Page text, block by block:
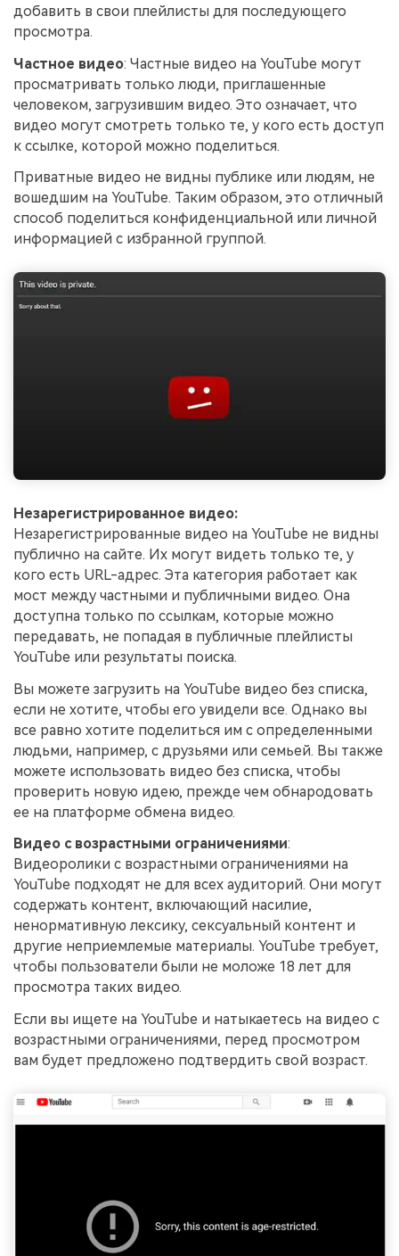
добавить в свои плейлисты для последующего
просмотра.
Частное видео: Частные видео на YouTube могут
просматривать только люди, приглашенные
человеком, загрузившим видео. Это означает, что
видео могут смотреть только те, у кого есть доступ
к ссылке, которой можно поделиться.
Приватные видео не видны публике или людям, не
вошедшим на YouTube. Таким образом, это отличный
способ поделиться конфиденциальной или личной
информацией с избранной группой.
Незарегистрированное видео:
Незарегистрированные видео на YouTube не видны
публично на сайте. Их могут видеть только те, у
кого есть URL-адрес. Эта категория работает как
мост между частными и публичными видео. Она
доступна только по ссылкам, которые можно
передавать, не попадая в публичные плейлисты
YouTube или результаты поиска.
Вы можете загрузить на YouTube видео без списка,
если не хотите, чтобы его увидели все. Однако вы
все равно хотите поделиться им с определенными
людьми, например, с друзьями или семьей. Вы также
можете использовать видео без списка, чтобы
проверить новую идею, прежде чем обнародовать
ее на платформе обмена видео.
Видео с возрастными ограничениями:
Видеоролики с возрастными ограничениями на
YouTube подходят не для всех аудиторий. Они могут
содержать контент, включающий насилие,
ненормативную лексику, сексуальный контент и
другие неприемлемые материалы. YouTube требует,
чтобы пользователи были не моложе 18 лет для
просмотра таких видео.
Если вы ищете на YouTube и натыкаетесь на видео с
возрастными ограничениями, перед просмотром
вам будет предложено подтвердить свой возраст.